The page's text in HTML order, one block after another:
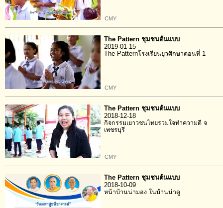
CMY
The Pattern ชุมชนต้นแบบ
2019-01-15
The Patternโรงเรียนยุวศึกษาตอนที่ 1
CMY
The Pattern ชุมชนต้นแบบ
2018-12-18
กิจกรรมเยาวชนไทยรวมใจทำความดี จ
เพชรบุรี
CMY
The Pattern ชุมชนต้นแบบ
2018-10-09
หน้าบ้านน่ามอง ในบ้านน่าดู